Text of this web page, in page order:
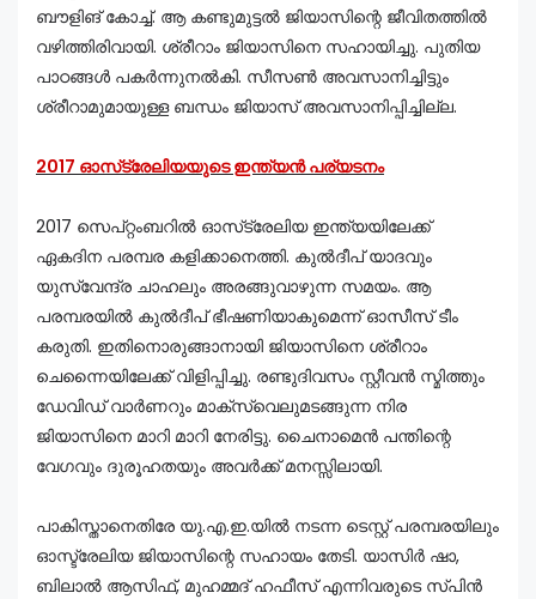
ബൗളിങ് കോച്ച്. ആ കണ്ടുമുട്ടൽ ജിയാസിന്റെ ജീവിതത്തിൽ
വഴിത്തിരിവായി. ശ്രീറാം ജിയാസിനെ സഹായിച്ചു. പുതിയ
പാഠങ്ങൾ പകർന്നുനൽകി. സീസൺ അവസാനിച്ചിട്ടും
ശ്രീറാമുമായുള്ള ബന്ധം ജിയാസ് അവസാനിപ്പിച്ചില്ല.
2017 ഓസ്‌ട്രേലിയയുടെ ഇന്ത്യൻ പര്യടനം
2017 സെപ്റ്റംബറിൽ ഓസ്‌ട്രേലിയ ഇന്ത്യയിലേക്ക്
ഏകദിന പരമ്പര കളിക്കാനെത്തി. കുൽദീപ് യാദവും
യുസ്‌വേന്ദ്ര ചാഹലും അരങ്ങുവാഴുന്ന സമയം. ആ
പരമ്പരയിൽ കുൽദീപ് ഭീഷണിയാകുമെന്ന് ഓസീസ് ടീം
കരുതി. ഇതിനൊരുങ്ങാനായി ജിയാസിനെ ശ്രീറാം
ചെന്നൈയിലേക്ക് വിളിപ്പിച്ചു. രണ്ടുദിവസം സ്റ്റീവൻ സ്മിത്തും
ഡേവിഡ് വാർണറും മാക്സ്‌വെലുമടങ്ങുന്ന നിര
ജിയാസിനെ മാറി മാറി നേരിട്ടു. ചൈനാമെൻ പന്തിന്റെ
വേഗവും ദുരൂഹതയും അവർക്ക് മനസ്സിലായി.
പാകിസ്താനെതിരേ യു.എ.ഇ.യിൽ നടന്ന ടെസ്റ്റ് പരമ്പരയിലും
ഓസ്ട്രേലിയ ജിയാസിന്റെ സഹായം തേടി. യാസിർ ഷാ,
ബിലാൽ ആസിഫ്, മുഹമ്മദ് ഹഫീസ് എന്നിവരുടെ സ്പിൻ